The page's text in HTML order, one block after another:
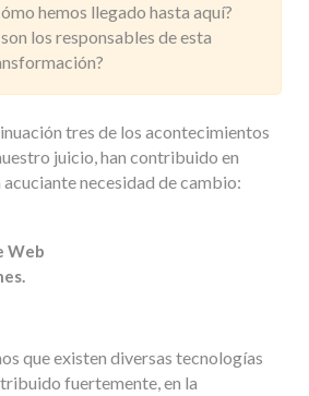
hemos llegado hasta aquí?
los responsables de esta
tres de los acontecimientos
juicio, han contribuido en
necesidad de cambio:
Web
que existen diversas tecnologías
fuertemente, en la